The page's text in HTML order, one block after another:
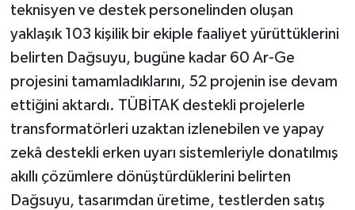
teknisyen ve destek personelinden oluşan
yaklaşık 103 kişilik bir ekiple faaliyet yürüttüklerini
belirten Dağsuyu, bugüne kadar 60 Ar-Ge
projesini tamamladıklarını, 52 projenin ise devam
ettiğini aktardı. TÜBİTAK destekli projelerle
transformatörleri uzaktan izlenebilen ve yapay
zekâ destekli erken uyarı sistemleriyle donatılmış
akıllı çözümlere dönüştürdüklerini belirten
Dağsuyu, tasarımdan üretime, testlerden satış